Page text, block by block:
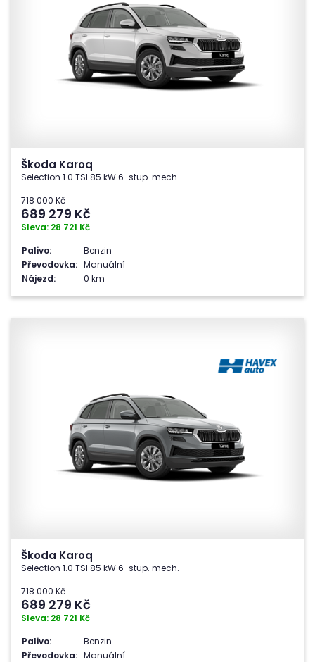
Škoda Karoq
Selection 1.0 TSI 85 kW 6-stup. mech.
718 000 Kč
689 279 Kč
Sleva: 28 721 Kč
Palivo:
Benzin
Převodovka: Manuální
Nájezd:
0 km
Škoda Karoq
Selection 1.0 TSI 85 kW 6-stup. mech.
718 000 Kč
689 279 Kč
Sleva: 28 721 Kč
Palivo:
Benzin
Převodovka: Manuální